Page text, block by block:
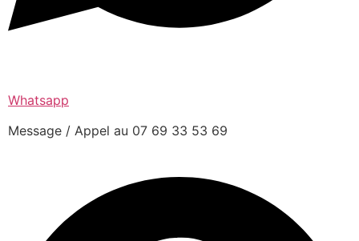
Whatsapp
Message / Appel au 07 69 33 53 69